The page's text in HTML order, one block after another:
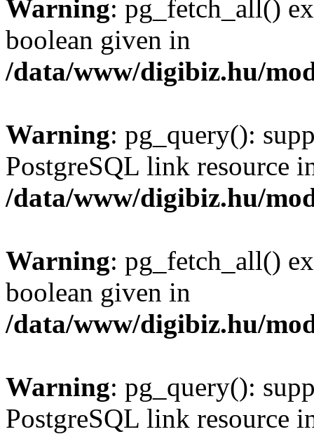
Warning: pg_fetch_all()
boolean given in
/data/www/digibiz.hu/
Warning: pg_query():
PostgreSQL link resource
/data/www/digibiz.hu/
Warning: pg_fetch_all()
boolean given in
/data/www/digibiz.hu/
Warning: pg_query():
PostgreSQL link resource